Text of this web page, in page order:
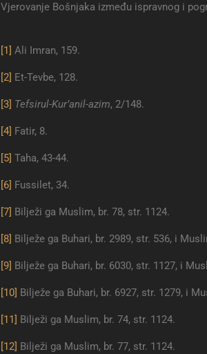
Vjerovanje Bošnjaka između ispravnog i
[1] Ali Imran, 159.
[2] Et-Tevbe, 128.
[3] Tefsirul-Kur’anil-azim, 2/148.
[4] Fatir, 8.
[5] Taha, 43-44.
[6] Fussilet, 34.
[7] Bilježi ga Muslim, br. 78, str. 1124.
[8] Bilježe ga Buhari, br. 2989, str. 536, i
[9] Bilježe ga Buhari, br. 6030, str. 1127, i
[10] Bilježe ga Buhari, br. 6927, str. 1279, i
[11] Bilježi ga Muslim, br. 74, str. 1124.
[12] Bilježi ga Muslim, br. 77, str. 1124.